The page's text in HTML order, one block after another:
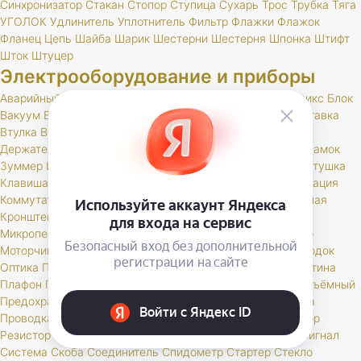
Синхронизатор Стакан Стопор Ступица Сухарь Трос Трубка Тяга
УГОЛОК Удлинитель Уплотнитель Фильтр Флажки Флажок
Фланец Цепь Шайба Шарик Шестерни Шестерня Шпонка Штифт
Шток Штуцер
Электрооборудование и приборы
Аварийный Бендикс Блок
Вакуум Валик Вентилятор Вилка Вольтметр
Вставка
Втулка Выключатель Генератор Гидрокорректор
Держатель
Дневные Добавочное
Замок
Зуммер Иммобилайзер Карбюратор Карданный
Катушка
Клавиша
Комбинация
Коммутатор
Комплект Компрессор Конденсатор Контактная
Кронштейн
Лампа
Магнитола
Микропереключатель
Модуль Мост Мотор
Моторедуктор
Моторчик
Набор Наконечник Насос Ножной Обмотка Ободок
Оптика Патрон Переключатель Переходник Планка
Пластина
Плафон Повторитель
Подъёмный
Предохранитель
Прибор
Провода
Проводка
Проставка Пульт Пыльник РК Разъем
Регулятор
Резистор
Реле Реостат Решетка Розетка Рычаг Свеча
Сигнал
Система Скоба Соединитель Спидометр Стартер Стекло